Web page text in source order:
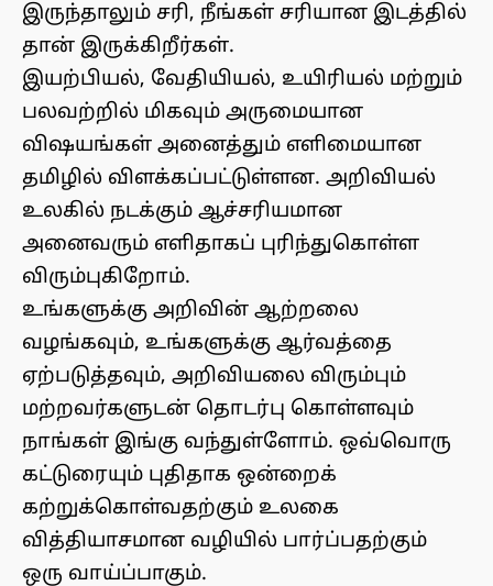
இருந்தாலும் சரி, நீங்கள் சரியான இடத்தில்
தான் இருக்கிறீர்கள்.
இயற்பியல், வேதியியல், உயிரியல் மற்றும்
பலவற்றில் மிகவும் அருமையான
விஷயங்கள் அனைத்தும் எளிமையான
தமிழில் விளக்கப்பட்டுள்ளன. அறிவியல்
உலகில் நடக்கும் ஆச்சரியமான
அனைவரும் எளிதாகப் புரிந்துகொள்ள
விரும்புகிறோம்.
உங்களுக்கு அறிவின் ஆற்றலை
வழங்கவும், உங்களுக்கு ஆர்வத்தை
ஏற்படுத்தவும், அறிவியலை விரும்பும்
மற்றவர்களுடன் தொடர்பு கொள்ளவும்
நாங்கள் இங்கு வந்துள்ளோம். ஒவ்வொரு
கட்டுரையும் புதிதாக ஒன்றைக்
கற்றுக்கொள்வதற்கும் உலகை
வித்தியாசமான வழியில் பார்ப்பதற்கும்
ஒரு வாய்ப்பாகும்.